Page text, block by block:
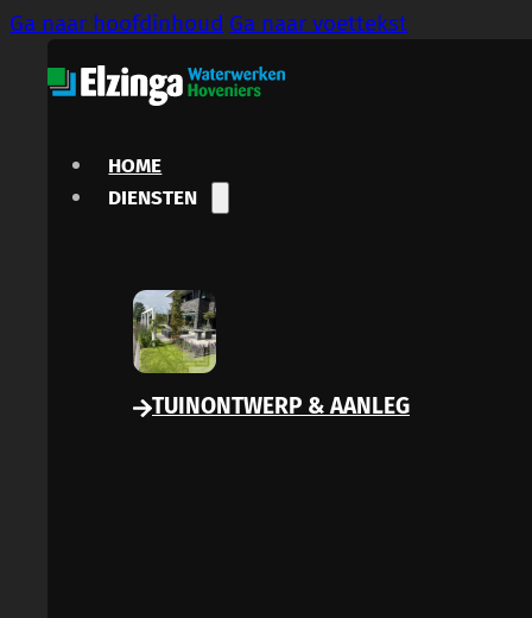
Ga naar hoofdinhoud Ga naar voettekst
HOME
DIENSTEN
TUINONTWERP & AANLEG